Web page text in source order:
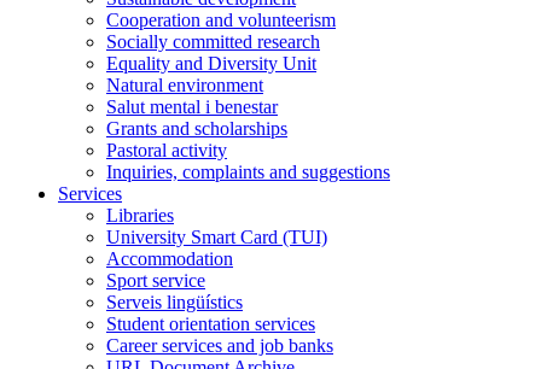
Cooperation and volunteerism
Socially committed research
Equality and Diversity Unit
Natural environment
Salut mental i benestar
Grants and scholarships
Pastoral activity
Inquiries, complaints and suggestions
Services
Libraries
University Smart Card (TUI)
Accommodation
Sport service
Serveis lingüístics
Student orientation services
Career services and job banks